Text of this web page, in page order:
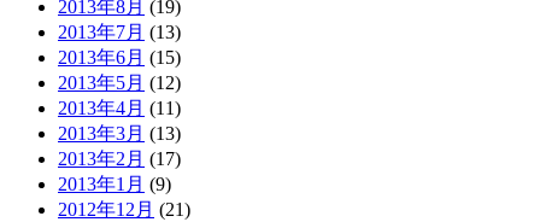
2013年8月 (19)
2013年7月 (13)
2013年6月 (15)
2013年5月 (12)
2013年4月 (11)
2013年3月 (13)
2013年2月 (17)
2013年1月 (9)
2012年12月 (21)